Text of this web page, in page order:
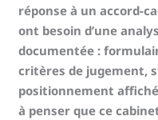
réponse à un accord-
ont besoin d’une
documentée :
critères de jugement,
positionnement
à penser que ce